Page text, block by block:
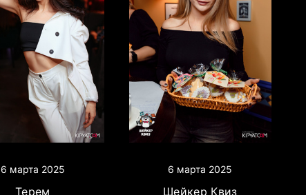
6 марта 2025
Терем
6 марта 2025
Шейкер Квиз